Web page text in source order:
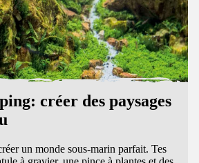
créer des paysages
un monde sous-marin parfait. Tes